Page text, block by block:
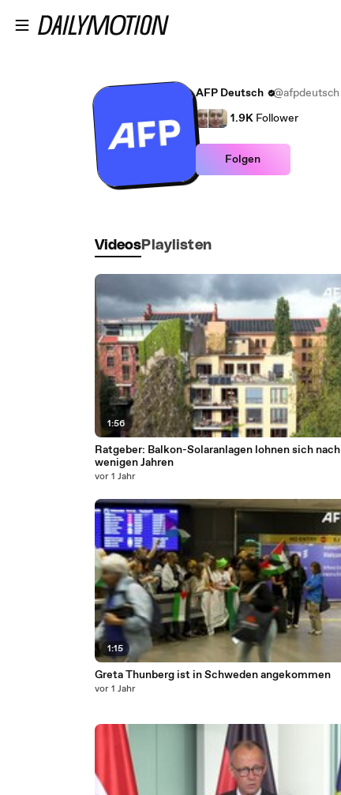
AFP Deutsch
@afpdeutsch
1.9K Follower
Folgen
Videos Playlisten
1:56
Ratgeber: Balkon-Solaranlagen lohnen sich nach
wenigen Jahren
vor 1 Jahr
1:15
Greta Thunberg ist in Schweden angekommen
vor 1 Jahr